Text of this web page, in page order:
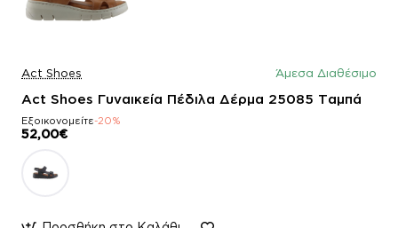
Act Shoes Άμεσα Διαθέσιμο
Act Shoes Γυναικεία Πέδιλα Δέρμα 25085 Ταμπά
Εξοικονομείτε-20%
52,00€